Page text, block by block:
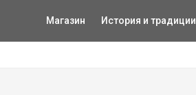
Магазин История и традиции